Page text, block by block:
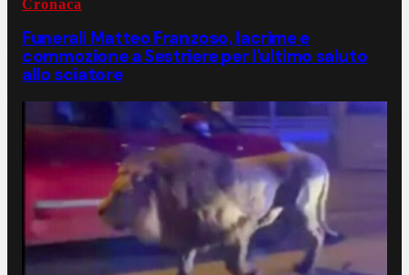
Cronaca
Funerali Matteo Franzoso, lacrime e
commozione a Sestriere per l'ultimo saluto
allo sciatore